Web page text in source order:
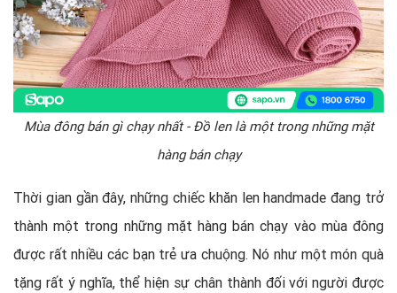
Mùa đông bán gì chạy nhất - Đồ len là một trong những mặt
hàng bán chạy
Thời gian gần đây, những chiếc khăn len handmade đang trở
thành một trong những mặt hàng bán chạy vào mùa đông
được rất nhiều các bạn trẻ ưa chuộng. Nó như một món quà
tặng rất ý nghĩa, thể hiện sự chân thành đối với người được